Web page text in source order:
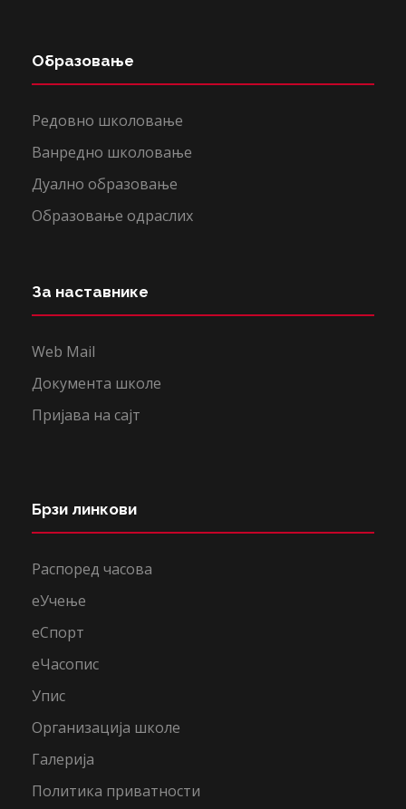
Образовање
Редовно школовање
Ванредно школовање
Дуално образовање
Образовање одраслих
За наставнике
Web Mail
Документа школе
Пријава на сајт
Брзи линкови
Распоред часова
еУчење
еСпорт
еЧасопис
Упис
Организација школе
Галерија
Политика приватности